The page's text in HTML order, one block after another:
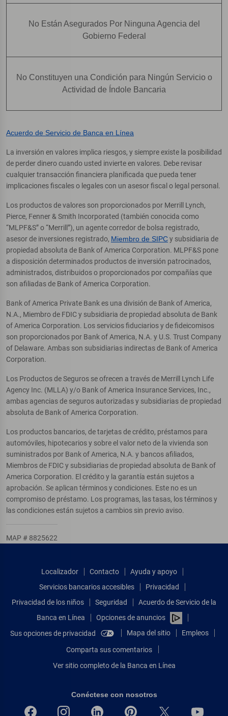
No Están Asegurados Por Ninguna Agencia del
Gobierno Federal
No Constituyen una Condición para Ningún Servicio o
Actividad de Índole Bancaria
Acuerdo de Servicio de Banca en Línea
La inversión en valores implica riesgos, y siempre existe la posibilidad
de perder dinero cuando usted invierte en valores. Debe revisar
cualquier transacción financiera planificada que pueda tener
implicaciones fiscales o legales con un asesor fiscal o legal personal.
Los productos de valores son proporcionados por Merrill Lynch,
Pierce, Fenner & Smith Incorporated (también conocida como
“MLPF&S” o “Merrill”), un agente corredor de bolsa registrado,
asesor de inversiones registrado, Miembro de SIPCy subsidiaria de
propiedad absoluta de Bank of America Corporation. MLPF&S pone
a disposición determinados productos de inversión patrocinados,
administrados, distribuidos o proporcionados por compañías que
son afiliadas de Bank of America Corporation.
Bank of America Private Bank es una división de Bank of America,
N.A., Miembro de FDIC y subsidiaria de propiedad absoluta de Bank
of America Corporation. Los servicios fiduciarios y de fideicomisos
son proporcionados por Bank of America, N.A. y U.S. Trust Company
of Delaware. Ambas son subsidiarias indirectas de Bank of America
Corporation.
Los Productos de Seguros se ofrecen a través de Merrill Lynch Life
Agency Inc. (MLLA) y/o Bank of America Insurance Services, Inc.,
ambas agencias de seguros autorizadas y subsidiarias de propiedad
absoluta de Bank of America Corporation.
Los productos bancarios, de tarjetas de crédito, préstamos para
automóviles, hipotecarios y sobre el valor neto de la vivienda son
suministrados por Bank of America, N.A. y bancos afiliados,
Miembros de FDIC y subsidiarias de propiedad absoluta de Bank of
America Corporation. El crédito y la garantía están sujetos a
aprobación. Se aplican términos y condiciones. Este no es un
compromiso de préstamo. Los programas, las tasas, los términos y
las condiciones están sujetos a cambios sin previo aviso.
MAP # 8825622
Localizador Contacto
Ayuda y apoyo
Servicios bancarios accesibles
Privacidad
Privacidad de los niños
Seguridad
Acuerdo de Servicio de la
Banca en Línea
Opciones de anuncios
Sus opciones de privacidad
Mapa del sitio Empleos
Comparta sus comentarios
Ver sitio completo de la Banca en Línea
Conéctese con nosotros